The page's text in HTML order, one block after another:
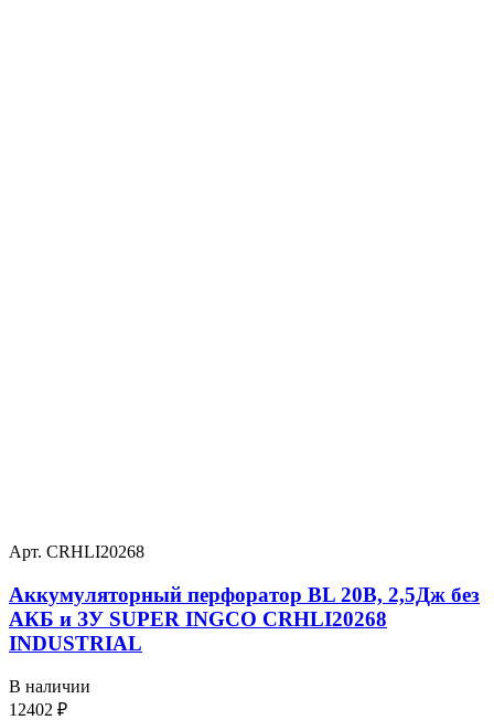
Арт. CRHLI20268
Аккумуляторный перфоратор BL 20В, 2,5Дж без
АКБ и ЗУ SUPER INGCO CRHLI20268
INDUSTRIAL
В наличии
12402 ₽